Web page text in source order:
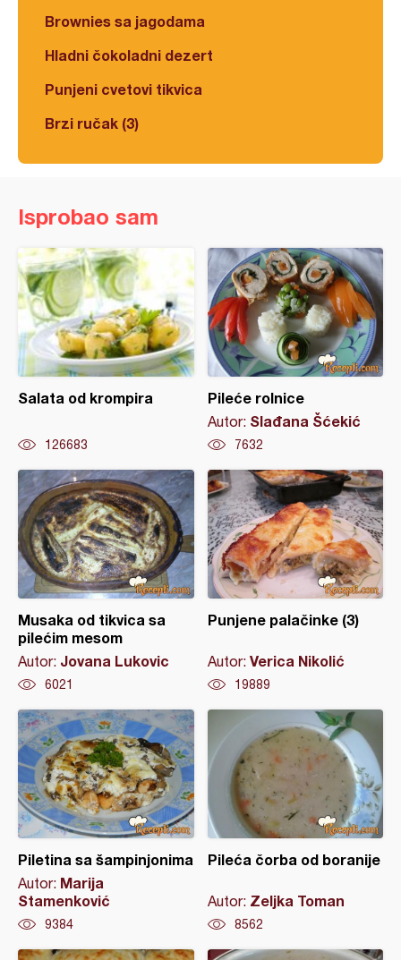
Brownies sa jagodama
Hladni čokoladni dezert
Punjeni cvetovi tikvica
Brzi ručak (3)
Isprobao sam
Salata od krompira
126683
Pileće rolnice
Autor: Slađana Šćekić
7632
Musaka od tikvica sa
pilećim mesom
Autor: Jovana Lukovic
6021
Punjene palačinke (3)
Autor: Verica Nikolić
19889
Piletina sa šampinjonima
Autor: Marija
Stamenković
9384
Pileća čorba od boranije
Autor: Zeljka Toman
8562